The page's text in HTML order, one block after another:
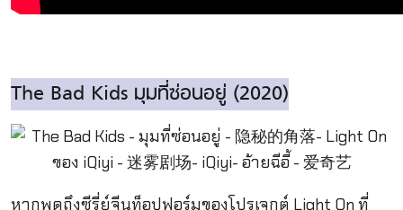
The Bad Kids มุมที่ซ่อนอยู่ (2020)
หากพูดถึงซีรี่ย์จีนท็อปฟอร์มของโปรเจกต์ Light On ที่